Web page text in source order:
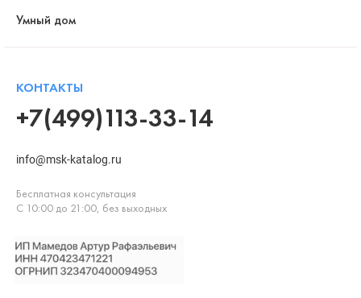
Умный дом
КОНТАКТЫ
+7(499)113-33-14
info@msk-katalog.ru
Бесплатная консультация
С 10:00 до 21:00, без выходных